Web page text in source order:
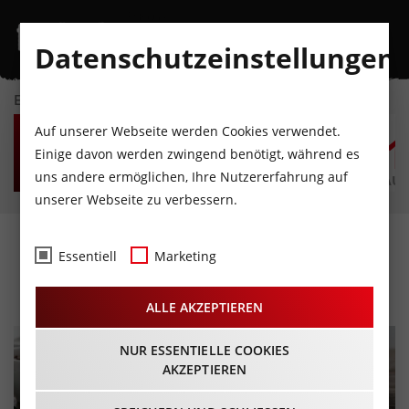
EVENTKALENDER
SA
8
AUGUST
SO
9
AUGUST
MO
10
AUGUST
DI
11
AUGUST
MI
12
AUGUST
Brunch im Sporthotel Igls
27.10.2024 - Beginn 10:00 Uhr
Datenschutzeinstellungen
Auf unserer Webseite werden Cookies verwendet.
Einige davon werden zwingend benötigt, während es
uns andere ermöglichen, Ihre Nutzererfahrung auf
unserer Webseite zu verbessern.
Essentiell Marketing
ALLE AKZEPTIEREN
NUR ESSENTIELLE COOKIES
AKZEPTIEREN